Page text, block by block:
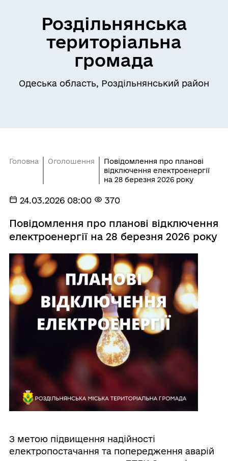
Роздільнянська
територіальна
громада
Одеська область, Роздільнянський район
Головна Оголошення
Повідомлення про планові
відключення електроенергії
на 28 березня 2026 року
24.03.2026 08:00 370
Повідомлення про планові відключення
електроенергії на 28 березня 2026 року
З метою підвищення надійності
електропостачання та попередження аварій